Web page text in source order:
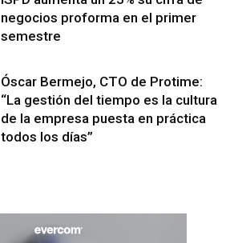
negocios proforma en el primer
semestre
Óscar Bermejo, CTO de Protime:
“La gestión del tiempo es la cultura
de la empresa puesta en práctica
todos los días”